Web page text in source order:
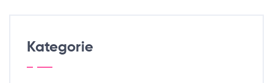
Kategorie